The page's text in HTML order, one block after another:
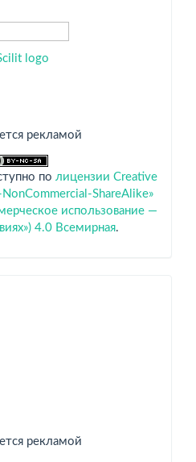
рекламой
по лицензии Creative
ShareAlike»
использование —
4.0 Всемирная.
рекламой